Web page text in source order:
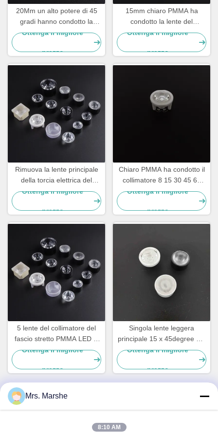
20Mm un alto potere di 45
gradi hanno condotto la
lente del collimatore, modulo
leggero principale ROHS
Ottenga il migliore
prezzo
15mm chiaro PMMA ha
condotto la lente del
collimatore, lente leggera
principale per la torcia Led
Ottenga il migliore
prezzo
Rimuova la lente principale
della torcia elettrica del
collimatore PMMA 40 gradi,
Ottenga il migliore
prezzo
Chiaro PMMA ha condotto il
collimatore 8 15 30 45 60
una lente da 120 gradi con
Ottenga il migliore
prezzo
5 lente del collimatore del
fascio stretto PMMA LED di
grado, lenti della torcia del
Ottenga il migliore
prezzo
Singola lente leggera
principale 15 x 45degree del
collimatore per iluminazione
Ottenga il migliore
prezzo
Mrs. Marshe
8:10 AM